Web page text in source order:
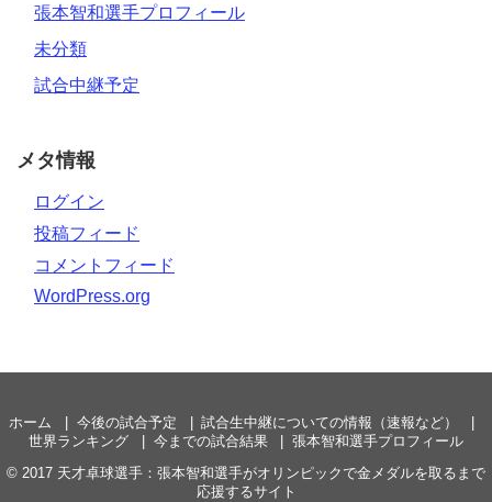
張本智和選手プロフィール
未分類
試合中継予定
メタ情報
ログイン
投稿フィード
コメントフィード
WordPress.org
ホーム 今後の試合予定
試合生中継についての情報（速報など）
世界ランキング
今までの試合結果
張本智和選手プロフィール
© 2017 天才卓球選手：張本智和選手がオリンピックで金メダルを取るまで
応援するサイト